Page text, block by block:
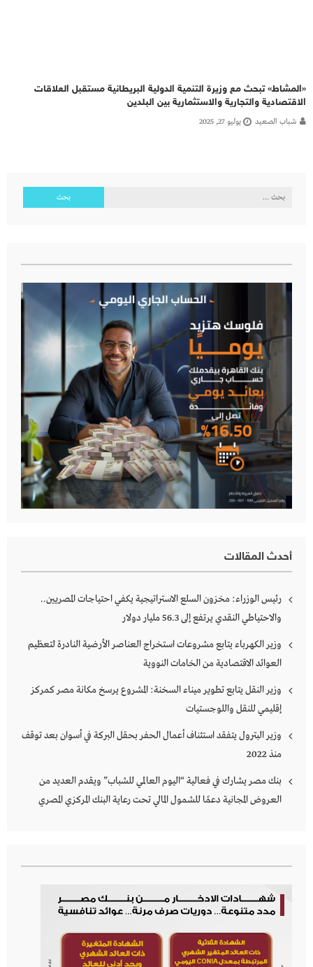
«المشاط» تبحث مع وزيرة التنمية الدولية البريطانية مستقبل العلاقات
الاقتصادية والتجارية والاستثمارية بين البلدين
شباب الصعيد يوليو 27, 2025
البحث
أحدث المقالات
رئيس الوزراء: مخزون السلع الاستراتيجية يكفي احتياجات المصريين..
والاحتياطي النقدي يرتفع إلى 56.3 مليار دولار
وزير الكهرباء يتابع مشروعات استخراج العناصر الأرضية النادرة لتعظيم
العوائد الاقتصادية من الخامات النووية
وزير النقل يتابع تطوير ميناء السخنة: المشروع يرسخ مكانة مصر كمركز
إقليمي للنقل واللوجستيات
وزير البترول يتفقد استئناف أعمال الحفر بحقل البركة في أسوان بعد توقف
منذ 2022
بنك مصر يشارك في فعالية “اليوم العالمي للشباب” ويقدم العديد من
العروض المجانية دعمًا للشمول المالي تحت رعاية البنك المركزي المصري